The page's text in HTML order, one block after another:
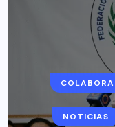
NOTICIAS